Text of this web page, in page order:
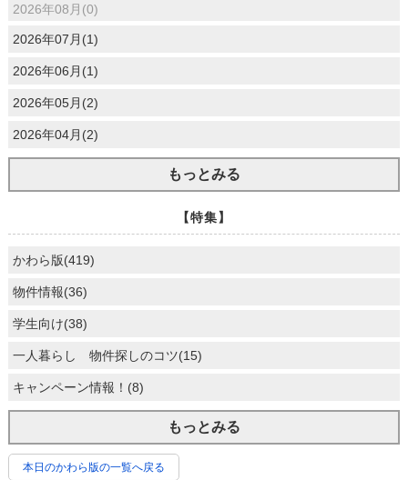
2026年08月(0)
2026年07月(1)
2026年06月(1)
2026年05月(2)
2026年04月(2)
もっとみる
【特集】
かわら版(419)
物件情報(36)
学生向け(38)
一人暮らし 物件探しのコツ(15)
キャンペーン情報！(8)
もっとみる
本日のかわら版の一覧へ戻る